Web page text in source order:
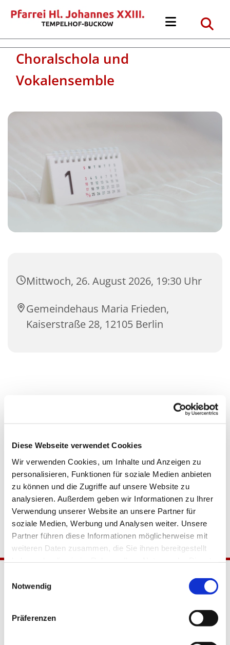
Diese Webseite verwendet Cookies
Wir verwenden Cookies, um Inhalte und Anzeigen zu
personalisieren, Funktionen für soziale Medien anbieten
zu können und die Zugriffe auf unsere Website zu
analysieren. Außerdem geben wir Informationen zu Ihrer
Verwendung unserer Website an unsere Partner für
soziale Medien, Werbung und Analysen weiter. Unsere
Partner führen diese Informationen möglicherweise mit
weiteren Daten zusammen, die Sie ihnen bereitgestellt
Notwendig
Präferenzen
Choralschola und
Vokalensemble
Mittwoch, 26. August 2026, 19:30 Uhr
Gemeindehaus Maria Frieden,
Kaiserstraße 28, 12105 Berlin